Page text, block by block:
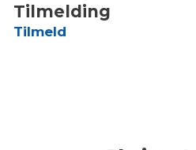
Tilmelding
Tilmeld